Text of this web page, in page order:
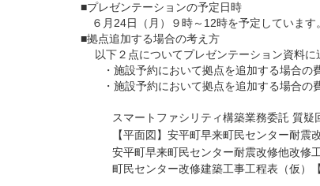
■プレゼンテーションの予定日時
６月24日（月）９時～12時を予定しています。
■拠点追加する場合の考え方
以下２点についてプレゼンテーション資料に
・施設予約において拠点を追加する場合の費
・施設予約において拠点を追加する場合の費
スマートファシリティ構築業務委託 質疑
【平面図】安平町早来町民センター耐震
安平町早来町民センター耐震改修他改修
町民センター改修建築工事工程表（仮）